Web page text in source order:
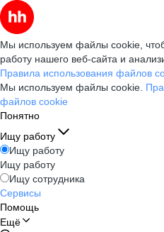
Мы используем файлы cookie,
работу нашего веб-сайта и
Правила использования файлов
Мы используем файлы cookie.
файлов cookie
Понятно
Ищу работу
Ищу работу
Ищу работу
Ищу сотрудника
Сервисы
Помощь
Ещё